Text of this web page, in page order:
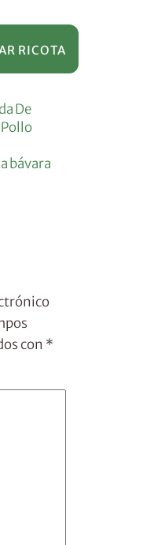
RICOTA
De
Pollo
bávara
con *